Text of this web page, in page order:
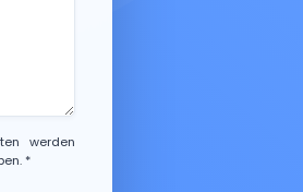
werden
*